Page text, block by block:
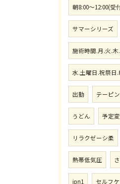
朝8:00〜12:00(受
サマーシリーズ
施術時間.月.火.木
水.土曜日.祝祭日.
出勤 テーピ
うどん 予定
リラクゼーシ柔
熱帯低気圧
jpn1 セルフ